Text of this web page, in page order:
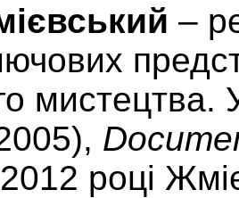
–
мистецтва.
році